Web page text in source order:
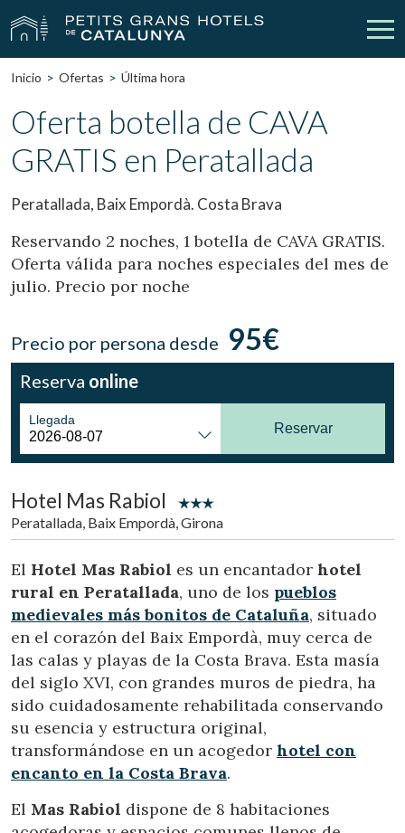
Nuestros Hoteles Escapadas
Bodas Empresas
Cheques Regalo Descubre Catalunya
Contacto Mi reserva
person Crear cuenta
CA ES EN
Inicio Ofertas Última hora
Oferta botella de CAVA
GRATIS en Peratallada
Peratallada, Baix Empordà. Costa Brava
Reservando 2 noches, 1 botella de CAVA GRATIS.
Oferta válida para noches especiales del mes de
julio. Precio por noche
Precio por persona desde 95€
Reserva online
Llegada
Reservar
Hotel Mas Rabiol
Peratallada, Baix Empordà, Girona
El Hotel Mas Rabiol es un encantador hotel
rural en Peratallada, uno de los pueblos
medievales más bonitos de Cataluña, situado
en el corazón del Baix Empordà, muy cerca de
las calas y playas de la Costa Brava. Esta masía
del siglo XVI, con grandes muros de piedra, ha
sido cuidadosamente rehabilitada conservando
su esencia y estructura original,
transformándose en un acogedor hotel con
encanto en la Costa Brava.
El Mas Rabiol dispone de 8 habitaciones